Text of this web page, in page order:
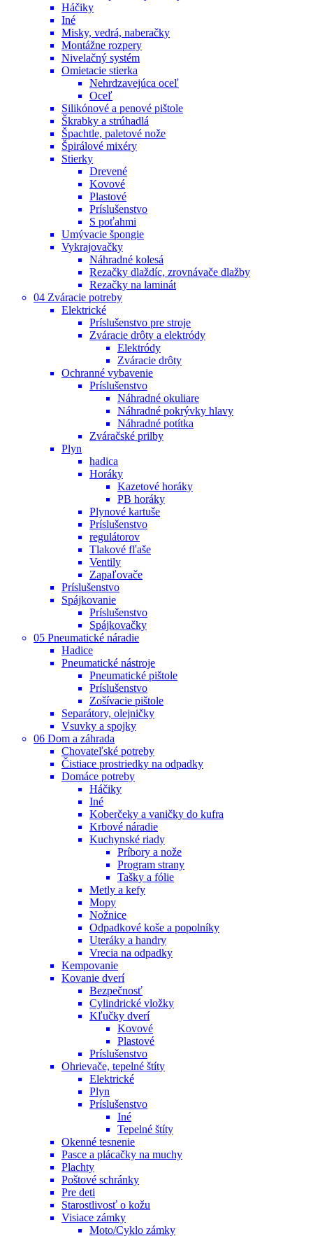
Háčiky
Iné
Misky, vedrá, naberačky
Montážne rozpery
Nivelačný systém
Omietacie stierka
Nehrdzavejúca oceľ
Oceľ
Silikónové a penové pištole
Škrabky a strúhadlá
Špachtle, paletové nože
Špirálové mixéry
Stierky
Drevené
Kovové
Plastové
Príslušenstvo
S poťahmi
Umývacie špongie
Vykrajovačky
Náhradné kolesá
Rezačky dlaždíc, zrovnávače dlažby
Rezačky na laminát
04 Zváracie potreby
Elektrické
Príslušenstvo pre stroje
Zváracie drôty a elektródy
Elektródy
Zváracie drôty
Ochranné vybavenie
Príslušenstvo
Náhradné okuliare
Náhradné pokrývky hlavy
Náhradné potítka
Zváračské prilby
Plyn
hadica
Horáky
Kazetové horáky
PB horáky
Plynové kartuše
Príslušenstvo
regulátorov
Tlakové fľaše
Ventily
Zapaľovače
Príslušenstvo
Spájkovanie
Príslušenstvo
Spájkovačky
05 Pneumatické náradie
Hadice
Pneumatické nástroje
Pneumatické pištole
Príslušenstvo
Zošívacie pištole
Separátory, olejničky
Vsuvky a spojky
06 Dom a záhrada
Chovateľské potreby
Čistiace prostriedky na odpadky
Domáce potreby
Háčiky
Iné
Koberčeky a vaničky do kufra
Krbové náradie
Kuchynské riady
Príbory a nože
Program strany
Tašky a fólie
Metly a kefy
Mopy
Nožnice
Odpadkové koše a popolníky
Uteráky a handry
Vrecia na odpadky
Kempovanie
Kovanie dverí
Bezpečnosť
Cylindrické vložky
Kľučky dverí
Kovové
Plastové
Príslušenstvo
Ohrievače, tepelné štíty
Elektrické
Plyn
Príslušenstvo
Iné
Tepelné štíty
Okenné tesnenie
Pasce a plácačky na muchy
Plachty
Poštové schránky
Pre deti
Starostlivosť o kožu
Visiace zámky
Moto/Cyklo zámky